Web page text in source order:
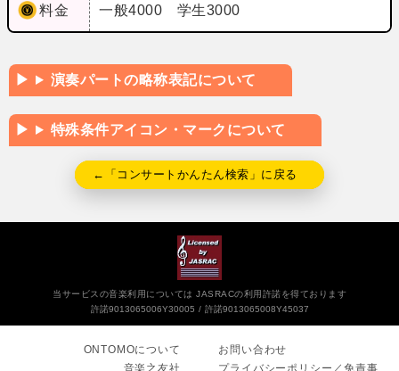
料金 一般4000 学生3000
演奏パートの略称表記について
特殊条件アイコン・マークについて
←「コンサートかんたん検索」に戻る
当サービスの音楽利用については JASRACの利用許諾を得ております
許諾9013065006Y30005
許諾9013065008Y45037
ONTOMOについて
音楽之友社
お問い合わせ
プライバシーポリシー／免責事